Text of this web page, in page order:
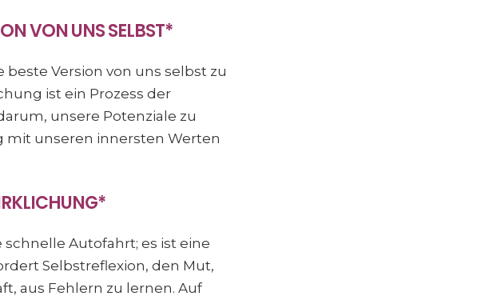
VON UNS SELBST*
Version von uns selbst zu
ist ein Prozess der
unsere Potenziale zu
mit unseren innersten Werten
schnelle Autofahrt; es ist eine
Selbstreflexion, den Mut,
aus Fehlern zu lernen. Auf